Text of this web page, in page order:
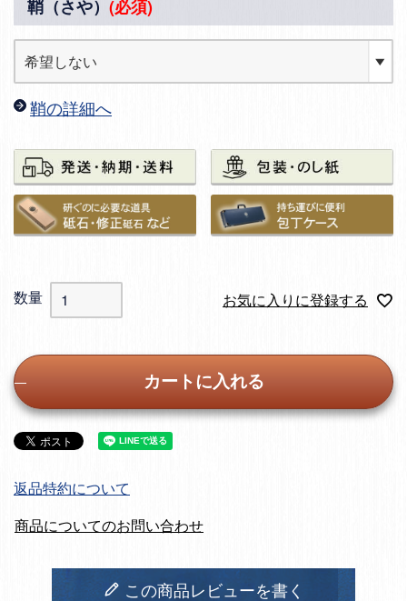
鞘（さや） (必須)
鞘の詳細へ
お気に入りに登録する
カートに入れる
返品特約について
商品についてのお問い合わせ
この商品レビューを書く